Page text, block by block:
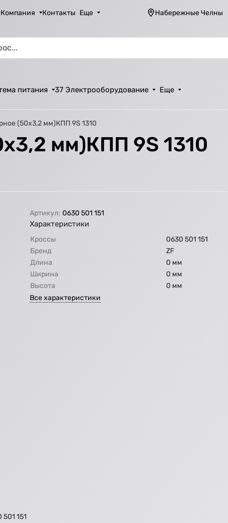
Компания Контакты Еще Набережные Челны
питания 37 Электрооборудование Еще
(50х3,2 мм)КПП 9S 1310
мм)КПП 9S 1310
Артикул: 0630 501 151
Характеристики
Кроссы
0630 501 151
Бренд
ZF
Длина
0 мм
Ширина
0 мм
Высота
0 мм
Все характеристики
501 151